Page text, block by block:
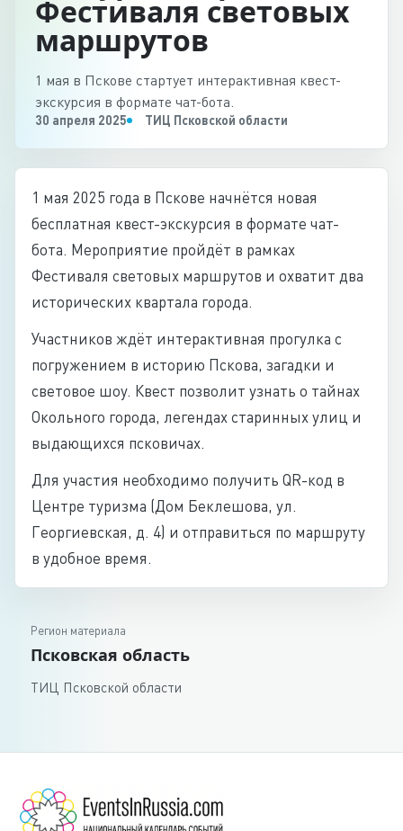
Фестиваля световых
маршрутов
1 мая в Пскове стартует интерактивная квест-
экскурсия в формате чат-бота.
30 апреля 2025 ТИЦ Псковской области
1 мая 2025 года в Пскове начнётся новая
бесплатная квест-экскурсия в формате чат-
бота. Мероприятие пройдёт в рамках
Фестиваля световых маршрутов и охватит два
исторических квартала города.
Участников ждёт интерактивная прогулка с
погружением в историю Пскова, загадки и
световое шоу. Квест позволит узнать о тайнах
Окольного города, легендах старинных улиц и
выдающихся псковичах.
Для участия необходимо получить QR-код в
Центре туризма (Дом Беклешова, ул.
Георгиевская, д. 4) и отправиться по маршруту
в удобное время.
Регион материала
Псковская область
ТИЦ Псковской области